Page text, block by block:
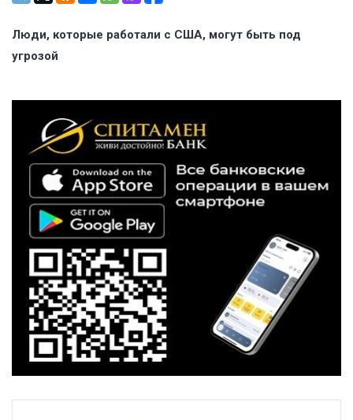
Люди, которые работали с США, могут быть под
угрозой